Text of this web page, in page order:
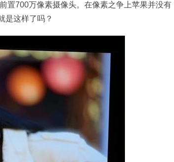
置700万像素摄像头。在像素之争上苹果并没有
是这样了吗？